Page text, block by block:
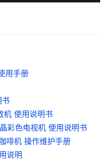
用手册
使用说明书
彩色电视机 使用说明书
啡机 操作维护手册
说明